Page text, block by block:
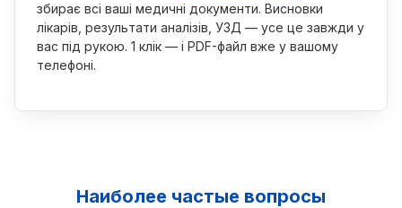
збирає всі ваші медичні документи. Висновки
лікарів, результати аналізів, УЗД — усе це завжди у
вас під рукою. 1 клік — і PDF-файл вже у вашому
телефоні.
Наиболее частые вопросы